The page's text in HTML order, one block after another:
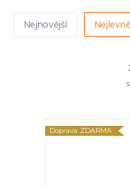
Nejnovější
Doprava ZDARMA